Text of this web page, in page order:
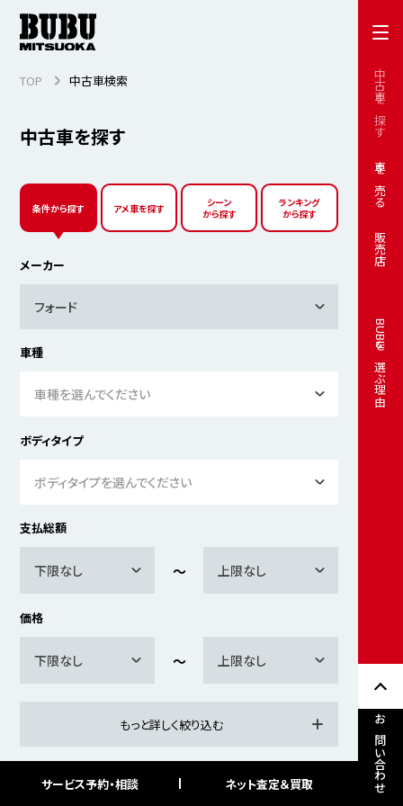
中古車を探す
車を売る
販売店
BUBUを選ぶ理由
お問い合わせ
中古車を探す
TOP 中古車検索
条件から探す アメ車を探す
シーン
から探す
ランキング
から探す
メーカー
フォード
車種
車種を選んでください
ボディタイプ
ボディタイプを選んでください
支払総額
下限なし 上限なし
価格
下限なし 上限なし
もっと詳しく絞り込む
検索
サービス予約・相談 ネット査定＆買取